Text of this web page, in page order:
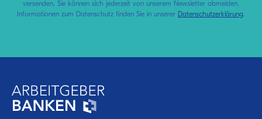
versenden. Sie können sich jederzeit von unserem Newsletter abmelden.
Informationen zum Datenschutz finden Sie in unserer Datenschutzerklärung.